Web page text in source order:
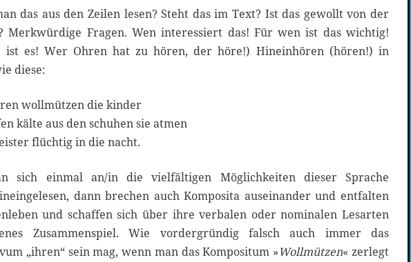
das aus den Zeilen lesen? Steht das im Text? Ist das gewollt von der
Merkwürdige Fragen. Wen interessiert das! Für wen ist das wichtig!
ist es! Wer Ohren hat zu hören, der höre!) Hineinhören (hören!) in
diese:
wollmützen die kinder
kälte aus den schuhen sie atmen
flüchtig in die nacht.
sich einmal an/in die vielfältigen Möglichkeiten dieser Sprache
dann brechen auch Komposita auseinander und entfalten
und schaffen sich über ihre verbalen oder nominalen Lesarten
Zusammenspiel. Wie vordergründig falsch auch immer das
„ihren“ sein mag, wenn man das Kompositum »Wollmützen« zerlegt